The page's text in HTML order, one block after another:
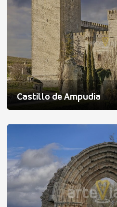
Castillo de Ampudia